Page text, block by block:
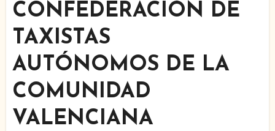
CONFEDERACIÓN DE
TAXISTAS
AUTÓNOMOS DE LA
COMUNIDAD
VALENCIANA